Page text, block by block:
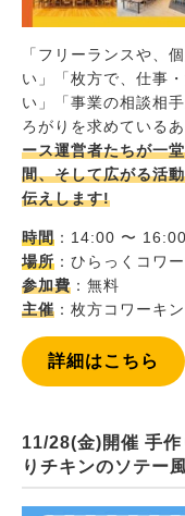
「フリーランスや、
い」「枚方で、仕事
い」「事業の相談相
ろがりを求めているあ
ース運営者たちが一
間、そして広がる活
伝えします!
時間：14:00 〜 16:00
場所：ひらっくコワ
参加費：無料
主催：枚方コワーキ
詳細はこちら
11/28(金)開催 手
りチキンのソテー風